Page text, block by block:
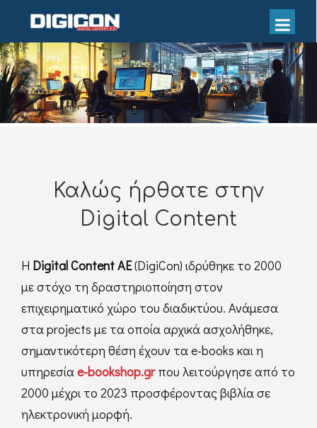
Καλώς ήρθατε στην
Digital Content
H Digital Content ΑΕ(DigiCon) ιδρύθηκε το 2000
με στόχο τη δραστηριοποίηση στον
επιχειρηματικό χώρο του διαδικτύου. Ανάμεσα
στα projects με τα οποία αρχικά ασχολήθηκε,
σημαντικότερη θέση έχουν τα e-books και η
υπηρεσίαe-bookshop.grπου λειτούργησε από το
2000 μέχρι το 2023 προσφέροντας βιβλία σε
ηλεκτρονική μορφή.